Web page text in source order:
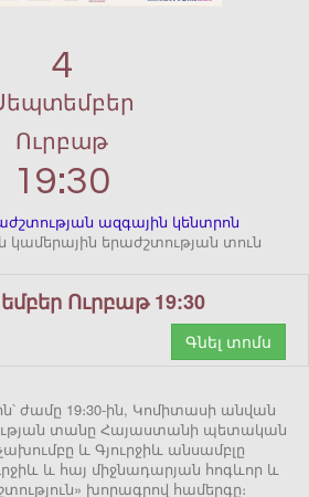
4
Ուրբաթ
19:30
ազգային կենտրոն
երաժշտության տուն
Ուրբաթ 19:30
Գնել տոմս
ժամը 19։30-ին, Կոմիտասի անվան
տանը Հայաստանի պետական
և Գյուրջիև անսամբլը
և հայ միջնադարյան հոգևոր և
խորագրով համերգը։